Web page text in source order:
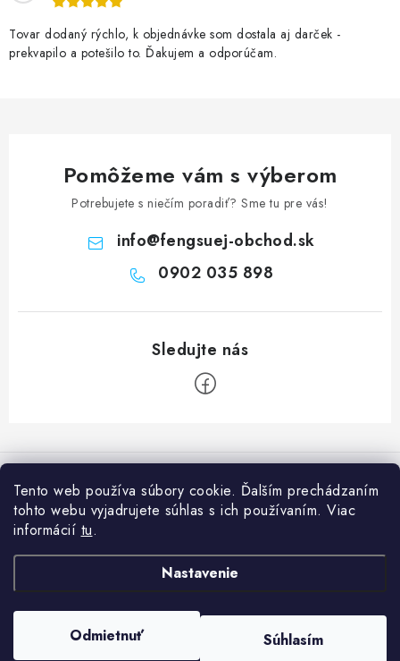
Tento web používa súbory cookie. Ďalším prechádzaním
tohto webu vyjadrujete súhlas s ich používaním. Viac
informácií tu.
Nastavenie
Odmietnuť Súhlasím
Tovar dodaný rýchlo, k objednávke som dostala aj darček -
prekvapilo a potešilo to. Ďakujem a odporúčam.
Pomôžeme vám s výberom
Potrebujete s niečím poradiť? Sme tu pre vás!
info@fengsuej-obchod.sk
0902 035 898
á
Prečo nakúpiť u nás?
Obchodné podmienky
Podmienky ochrany osobných údajov
Naša predajňa
Naše predajne
O nás
Feng Šuej Obchod. Všetky práva vyhradené.Upraviť